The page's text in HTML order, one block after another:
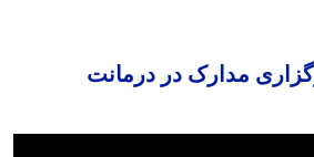
مدارک در درمانت